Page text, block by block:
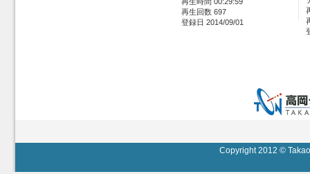
再生時間 00:29:59
再生回数 697
登録日 2014/09/01
Copyright 2012 ©